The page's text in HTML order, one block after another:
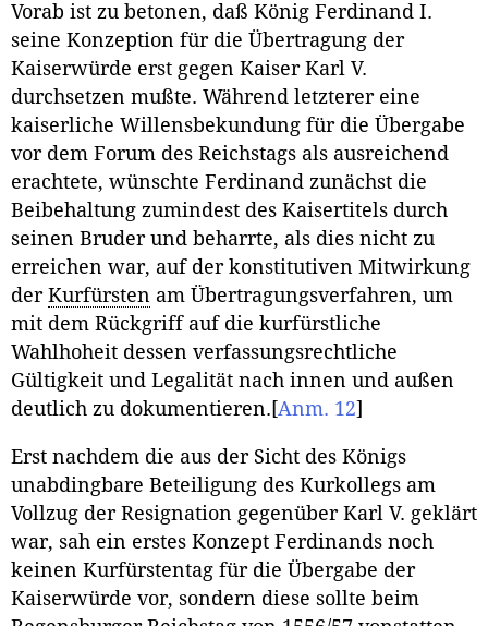
Vorab ist zu betonen, daß König Ferdinand I.
seine Konzeption für die Übertragung der
Kaiserwürde erst gegen Kaiser Karl V.
durchsetzen mußte. Während letzterer eine
kaiserliche Willensbekundung für die Übergabe
vor dem Forum des Reichstags als ausreichend
erachtete, wünschte Ferdinand zunächst die
Beibehaltung zumindest des Kaisertitels durch
seinen Bruder und beharrte, als dies nicht zu
erreichen war, auf der konstitutiven Mitwirkung
der Kurfürsten am Übertragungsverfahren, um
mit dem Rückgriff auf die kurfürstliche
Wahlhoheit dessen verfassungsrechtliche
Gültigkeit und Legalität nach innen und außen
deutlich zu dokumentieren. [Anm. 12]
Erst nachdem die aus der Sicht des Königs
unabdingbare Beteiligung des Kurkollegs am
Vollzug der Resignation gegenüber Karl V. geklärt
war, sah ein erstes Konzept Ferdinands noch
keinen Kurfürstentag für die Übergabe der
Kaiserwürde vor, sondern diese sollte beim